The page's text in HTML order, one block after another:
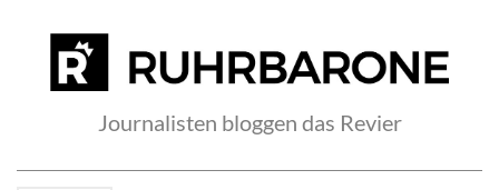
Journalisten bloggen das Revier